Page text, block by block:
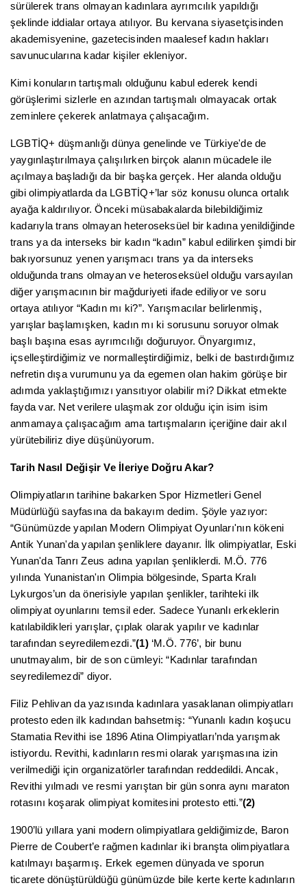
sürülerek trans olmayan kadınlara ayrımcılık yapıldığı
şeklinde iddialar ortaya atılıyor. Bu kervana siyasetçisinden
akademisyenine, gazetecisinden maalesef kadın hakları
savunucularına kadar kişiler ekleniyor.
Kimi konuların tartışmalı olduğunu kabul ederek kendi
görüşlerimi sizlerle en azından tartışmalı olmayacak ortak
zeminlere çekerek anlatmaya çalışacağım.
LGBTİQ+ düşmanlığı dünya genelinde ve Türkiye'de de
yaygınlaştırılmaya çalışılırken birçok alanın mücadele ile
açılmaya başladığı da bir başka gerçek. Her alanda olduğu
gibi olimpiyatlarda da LGBTİQ+’lar söz konusu olunca ortalık
ayağa kaldırılıyor. Önceki müsabakalarda bilebildiğimiz
kadarıyla trans olmayan heteroseksüel bir kadına yenildiğinde
trans ya da interseks bir kadın “kadın” kabul edilirken şimdi bir
bakıyorsunuz yenen yarışmacı trans ya da interseks
olduğunda trans olmayan ve heteroseksüel olduğu varsayılan
diğer yarışmacının bir mağduriyeti ifade ediliyor ve soru
ortaya atılıyor “Kadın mı ki?”. Yarışmacılar belirlenmiş,
yarışlar başlamışken, kadın mı ki sorusunu soruyor olmak
başlı başına esas ayrımcılığı doğuruyor. Önyargımız,
içselleştirdiğimiz ve normalleştirdiğimiz, belki de bastırdığımız
nefretin dışa vurumunu ya da egemen olan hakim görüşe bir
adımda yaklaştığımızı yansıtıyor olabilir mi? Dikkat etmekte
fayda var. Net verilere ulaşmak zor olduğu için isim isim
anmamaya çalışacağım ama tartışmaların içeriğine dair akıl
yürütebiliriz diye düşünüyorum.
Tarih Nasıl Değişir Ve İleriye Doğru Akar?
Olimpiyatların tarihine bakarken Spor Hizmetleri Genel
Müdürlüğü sayfasına da bakayım dedim. Şöyle yazıyor:
“Günümüzde yapılan Modern Olimpiyat Oyunları'nın kökeni
Antik Yunan'da yapılan şenliklere dayanır. İlk olimpiyatlar, Eski
Yunan'da Tanrı Zeus adına yapılan şenliklerdi. M.Ö. 776
yılında Yunanistan'ın Olimpia bölgesinde, Sparta Kralı
Lykurgos’un da önerisiyle yapılan şenlikler, tarihteki ilk
olimpiyat oyunlarını temsil eder. Sadece Yunanlı erkeklerin
katılabildikleri yarışlar, çıplak olarak yapılır ve kadınlar
tarafından seyredilemezdi.”(1)‘M.Ö. 776’, bir bunu
unutmayalım, bir de son cümleyi: “Kadınlar tarafından
seyredilemezdi” diyor.
Filiz Pehlivan da yazısında kadınlara yasaklanan olimpiyatları
protesto eden ilk kadından bahsetmiş: “Yunanlı kadın koşucu
Stamatia Revithi ise 1896 Atina Olimpiyatları’nda yarışmak
istiyordu. Revithi, kadınların resmi olarak yarışmasına izin
verilmediği için organizatörler tarafından reddedildi. Ancak,
Revithi yılmadı ve resmi yarıştan bir gün sonra aynı maraton
rotasını koşarak olimpiyat komitesini protesto etti.”(2)
1900’lü yıllara yani modern olimpiyatlara geldiğimizde, Baron
Pierre de Coubert’e rağmen kadınlar iki branşta olimpiyatlara
katılmayı başarmış. Erkek egemen dünyada ve sporun
ticarete dönüştürüldüğü günümüzde bile kerte kerte kadınların